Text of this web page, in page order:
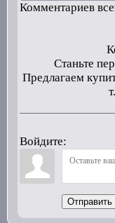
Комментариев
Станьте
Предлагаем
Войдите:
Отправить